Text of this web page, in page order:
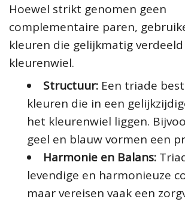
Hoewel strikt genomen geen
complementaire paren,
kleuren die gelijkmatig
kleurenwiel.
Structuur: Een triade
kleuren die in een
het kleurenwiel liggen.
geel en blauw vormen een
Harmonie en Balans:
levendige en harmonieuze
maar vereisen vaak een